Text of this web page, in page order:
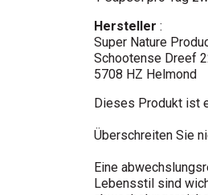
Hersteller :
Super Nature
Schootense Dreef
5708 HZ Helmond
Dieses Produkt ist
Überschreiten Sie
Eine
Lebensstil sind